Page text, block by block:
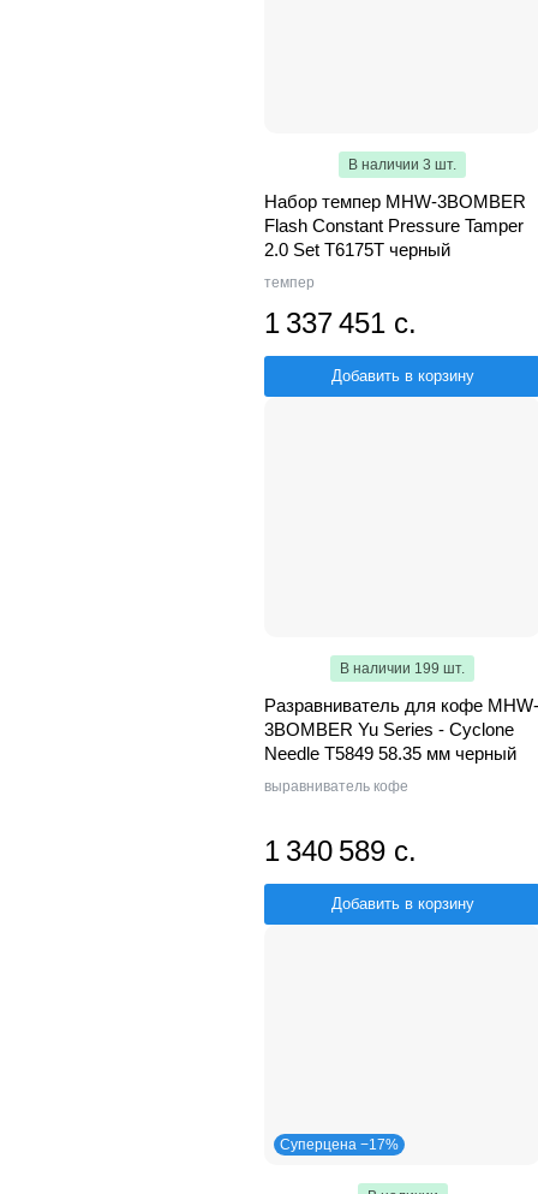
В наличии 3 шт.
Набор темпер MHW-3BOMBER
Flash Constant Pressure Tamper
2.0 Set T6175T черный
темпер
1 337 451 с.
Добавить в корзину
В наличии 199 шт.
Разравниватель для кофе MHW-
3BOMBER Yu Series - Cyclone
Needle T5849 58.35 мм черный
выравниватель кофе
1 340 589 с.
Добавить в корзину
Суперцена −17%